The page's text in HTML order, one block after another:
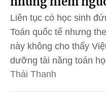
Liên tục có học sinh
Toán quốc tế nhưng
này không cho thấy
dưỡng tài năng toán
Thái Thanh